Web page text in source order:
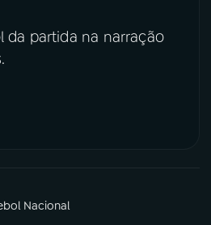
da partida na narração
Nacional